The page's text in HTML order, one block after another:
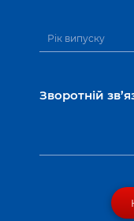
Рік випуску
Зворотній